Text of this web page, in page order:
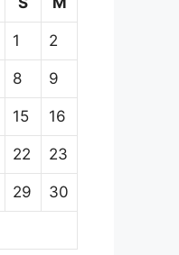
1 2
8 9
15 16
22 23
29 30